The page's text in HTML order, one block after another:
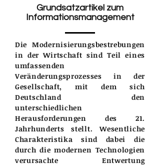
Grundsatzartikel zum
Informationsmanagement
Die Modernisierungsbestrebungen
in der Wirtschaft sind Teil eines
umfassenden
Veränderungsprozesses in der
Gesellschaft, mit dem sich
Deutschland den
unterschiedlichen
Herausforderungen des 21.
Jahrhunderts stellt. Wesentliche
Charakteristika sind dabei die
durch die modernen Technologien
verursachte Entwertung